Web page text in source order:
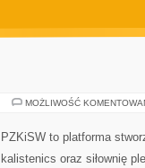
MOŻLIWOŚĆ
PZKiSW to platforma
kalistenics oraz siłownię